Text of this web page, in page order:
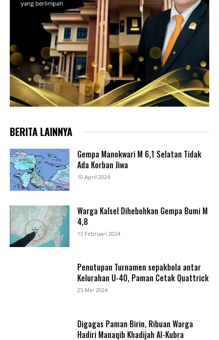
BERITA LAINNYA
Gempa Manokwari M 6,1 Selatan Tidak
Ada Korban Jiwa
10 April 2024
Warga Kalsel Dihebohkan Gempa Bumi M
4,8
13 Februari 2024
Penutupan Turnamen sepakbola antar
Kelurahan U-40, Paman Cetak Quattrick
25 Mei 2024
Digagas Paman Birin, Ribuan Warga
Hadiri Manaqib Khadijah Al-Kubra